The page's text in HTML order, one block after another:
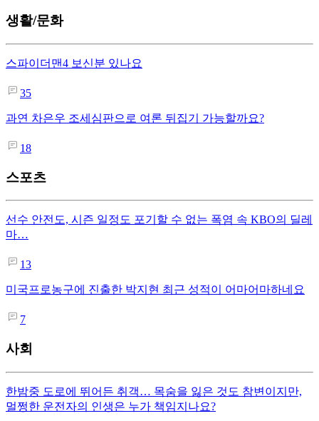
생활/문화
스파이더맨4 보신분 있나요
35
과연 차은우 조세심판으로 여론 뒤집기 가능할까요?
18
스포츠
선수 안전도, 시즌 일정도 포기할 수 없는 폭염 속 KBO의 딜레
마…
13
미국프로농구에 진출한 박지현 최근 성적이 어마어마하네요
7
사회
한밤중 도로에 뛰어든 취객… 목숨을 잃은 것도 참변이지만,
멀쩡한 운전자의 인생은 누가 책임지나요?